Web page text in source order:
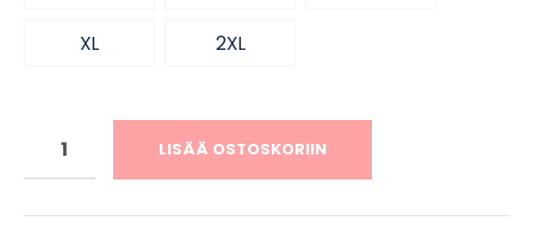
XL 2XL
LISÄÄ OSTOSKORIIN